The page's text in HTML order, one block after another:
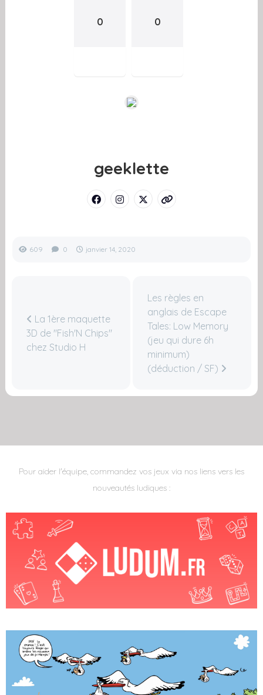
0 0
geeklette
609 0 janvier 14, 2020
La 1ère maquette
3D de "Fish'N Chips"
chez Studio H
Les règles en
anglais de Escape
Tales: Low Memory
(jeu qui dure 6h
minimum)
(déduction / SF)
Pour aider l'équipe, commandez vos jeux via nos liens vers les
nouveautés ludiques :